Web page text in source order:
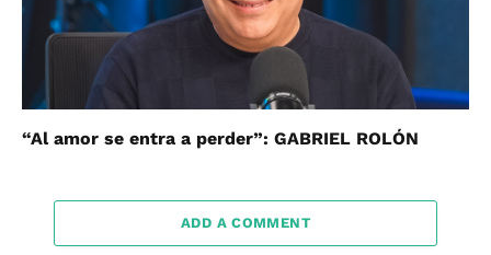
“Al amor se entra a perder”: GABRIEL ROLÓN
ADD A COMMENT